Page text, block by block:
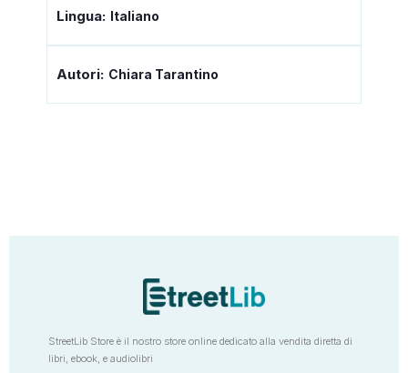
Lingua: Italiano
Autori: Chiara Tarantino
StreetLib Store è il nostro store online dedicato alla vendita diretta di
libri, ebook, e audiolibri